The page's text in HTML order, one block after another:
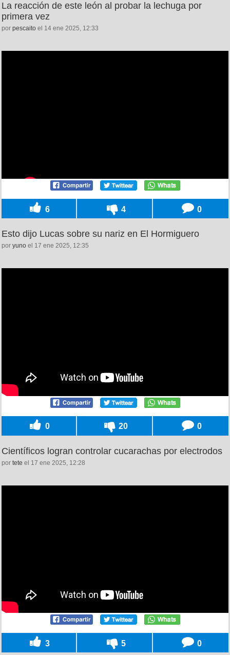
La reacción de este león al probar la lechuga por
primera vez
por pescaito el 14 ene 2025, 12:33
6 4 0
Esto dijo Lucas sobre su nariz en El Hormiguero
por yuno el 17 ene 2025, 12:35
0 20 0
Científicos logran controlar cucarachas por electrodos
por tete el 17 ene 2025, 12:28
3 5 0